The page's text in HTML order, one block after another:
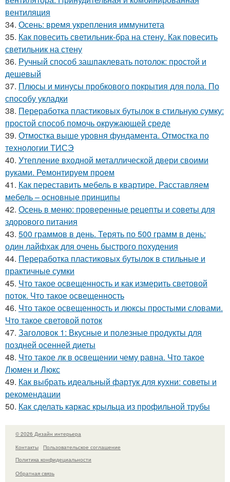
вентиляция
34. Осень: время укрепления иммунитета
35. Как повесить светильник-бра на стену. Как повесить
светильник на стену
36. Ручный способ зашпаклевать потолок: простой и
дешевый
37. Плюсы и минусы пробкового покрытия для пола. По
способу укладки
38. Переработка пластиковых бутылок в стильную сумку:
простой способ помочь окружающей среде
39. Отмостка выше уровня фундамента. Отмостка по
технологии ТИСЭ
40. Утепление входной металлической двери своими
руками. Ремонтируем проем
41. Как переставить мебель в квартире. Расставляем
мебель – основные принципы
42. Осень в меню: проверенные рецепты и советы для
здорового питания
43. 500 граммов в день. Терять по 500 грамм в день:
один лайфхак для очень быстрого похудения
44. Переработка пластиковых бутылок в стильные и
практичные сумки
45. Что такое освещенность и как измерить световой
поток. Что такое освещенность
46. Что такое освещенность и люксы простыми словами.
Что такое световой поток
47. Заголовок 1: Вкусные и полезные продукты для
поздней осенней диеты
48. Что такое лк в освещении чему равна. Что такое
Люмен и Люкс
49. Как выбрать идеальный фартук для кухни: советы и
рекомендации
50. Как сделать каркас крыльца из профильной трубы
© 2026 Дизайн интерьера
Контакты
Пользовательское соглашение
Политика конфидециальности
Обратная связь